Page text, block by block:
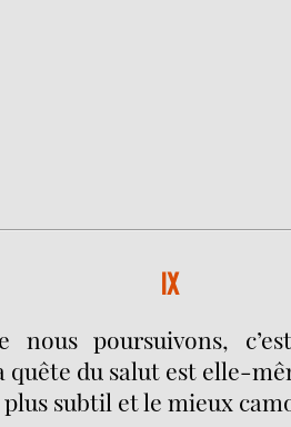
IX
nous poursuivons,
quête du salut est elle-
subtil et le mieux